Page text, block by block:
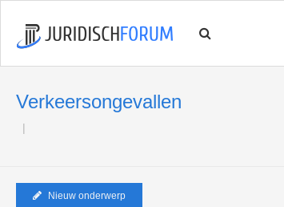
Verkeersongevallen
Nieuw onderwerp